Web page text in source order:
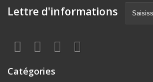
Lettre d'informations
Catégories